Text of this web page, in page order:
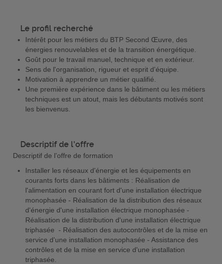
Le profil recherché
Intérêt pour les métiers du BTP Second Œuvre, des
énergies renouvelables et de la transition énergétique.
Goût pour le travail manuel, technique et en extérieur.
Sens de l'organisation, rigueur et esprit d'équipe.
Motivation à apprendre un métier qualifié.
Une première expérience dans le bâtiment ou les métiers
techniques est un atout, mais les débutants motivés sont
les bienvenus.
Descriptif de l'offre
Descriptif de l’offre de formation
Installer les réseaux d'énergie et les équipements en
courants forts dans les bâtiments : Réalisation de
l'alimentation en courant fort d'une installation électrique
monophasée - Réalisation de la distribution des réseaux
d'énergie d'une installation électrique monophasée -
Réalisation de la distribution d'une installation électrique
triphasée - Réalisation des autocontrôles et de la mise en
service d'une installation monophasée - Assistance des
contrôles et de la mise en service d'une installation
triphasée.